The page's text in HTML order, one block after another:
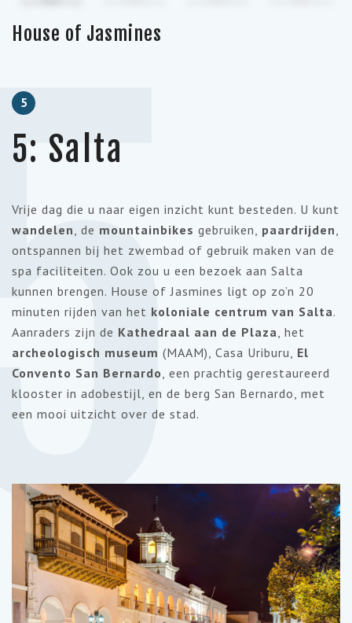
House of Jasmines
5
5: Salta
Vrije dag die u naar eigen inzicht kunt besteden. U kunt
wandelen, de mountainbikes gebruiken, paardrijden,
ontspannen bij het zwembad of gebruik maken van de
spa faciliteiten. Ook zou u een bezoek aan Salta
kunnen brengen. House of Jasmines ligt op zo’n 20
minuten rijden van het koloniale centrum van Salta.
Aanraders zijn de Kathedraal aan de Plaza, het
archeologisch museum (MAAM), Casa Uriburu, El
Convento San Bernardo, een prachtig gerestaureerd
klooster in adobestijl, en de berg San Bernardo, met
een mooi uitzicht over de stad.